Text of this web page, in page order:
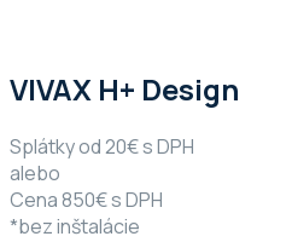
VIVAX H+ Design
Splátky od 20€ s DPH
alebo
Cena 850€ s DPH
*bez inštalácie